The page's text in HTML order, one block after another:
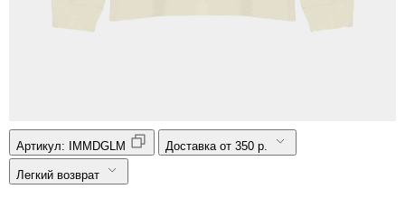
Артикул: IMMDGLM Доставка от 350 р.
Легкий возврат